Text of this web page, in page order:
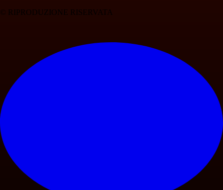
© RIPRODUZIONE RISERVATA